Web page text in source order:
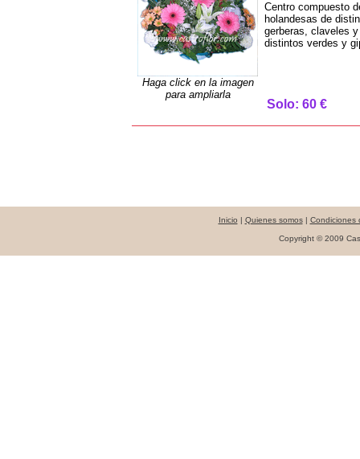
Haga click en la imagen
para ampliarla
Centro compuesto
holandesas de
gerberas, claveles
distintos verdes y
Solo: 60 €
Inicio | Quienes somos| Condiciones
Copyright © 2009